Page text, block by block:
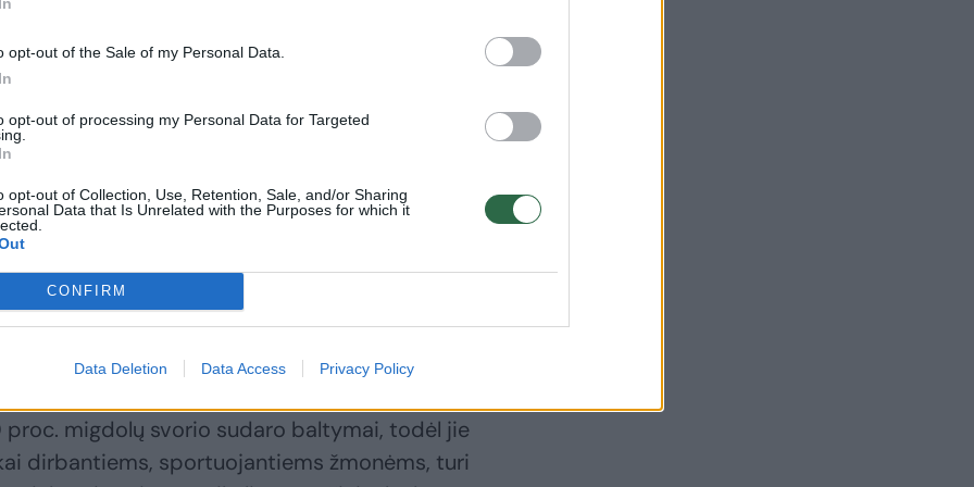
opt-out of the Sale of my Personal Data.
opt-out of processing my Personal Data for Targeted
opt-out of Collection, Use, Retention, Sale, and/or Sharing
Data that Is Unrelated with the Purposes for which it
CONFIRM
Data Deletion Data Access Privacy Policy
vandenyje, o ryte valgyti.
sveikatai nepalankių taninų prieš vartojimą
virškinami, kai yra valgomi kartu su džiovintais
riešutų apimtis padidėja, nes jungtys tarp
lengviau virškinamas.
riešutų, jų pienas yra ir afrodiziakas!
rūšių. Migdolų medis priklauso tai pačiai augalų
proc. migdolų svorio sudaro baltymai, todėl jie
dirbantiems, sportuojantiems žmonėms, turi